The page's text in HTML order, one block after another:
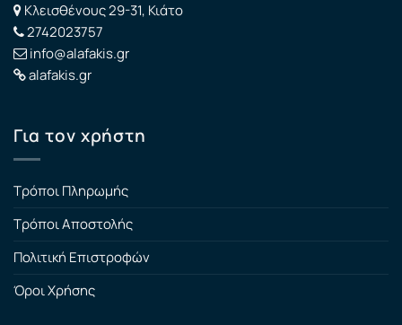
Κλεισθένους 29-31, Κιάτο
2742023757
info@alafakis.gr
alafakis.gr
Για τον χρήστη
Τρόποι Πληρωμής
Τρόποι Αποστολής
Πολιτική Επιστροφών
Όροι Χρήσης